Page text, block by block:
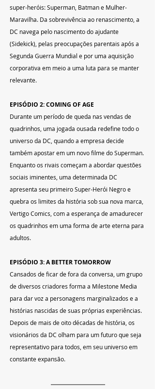
super-heróis: Superman, Batman e Mulher-
Maravilha. Da sobrevivência ao renascimento, a
DC navega pelo nascimento do ajudante
(Sidekick), pelas preocupações parentais após a
Segunda Guerra Mundial e por uma aquisição
corporativa em meio a uma luta para se manter
relevante.
EPISÓDIO 2: COMING OF AGE
Durante um período de queda nas vendas de
quadrinhos, uma jogada ousada redefine todo o
universo da DC, quando a empresa decide
também apostar em um novo filme do Superman.
Enquanto os rivais começam a abordar questões
sociais iminentes, uma determinada DC
apresenta seu primeiro Super-Herói Negro e
quebra os limites da história sob sua nova marca,
Vertigo Comics, com a esperança de amadurecer
os quadrinhos em uma forma de arte eterna para
adultos.
EPISÓDIO 3: A BETTER TOMORROW
Cansados de ficar de fora da conversa, um grupo
de diversos criadores forma a Milestone Media
para dar voz a personagens marginalizados e a
histórias nascidas de suas próprias experiências.
Depois de mais de oito décadas de história, os
visionários da DC olham para um futuro que seja
representativo para todos, em seu universo em
constante expansão.